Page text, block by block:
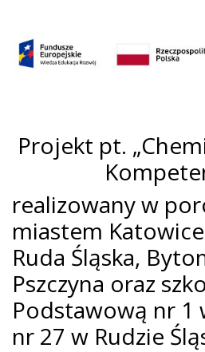
Projekt pt.
realizowany w
miastem
Ruda Śląska,
Pszczyna oraz
Podstawową nr 1
nr 27 w Rudzie